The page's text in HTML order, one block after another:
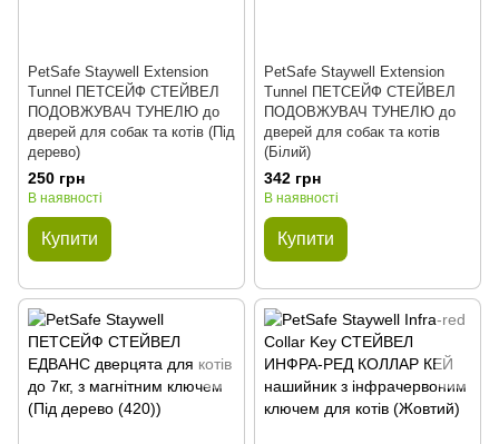
PetSafe Staywell Extension
Tunnel ПЕТСЕЙФ СТЕЙВЕЛ
ПОДОВЖУВАЧ ТУНЕЛЮ до
дверей для собак та котів (Під
дерево)
250 грн
В наявності
Купити
PetSafe Staywell Extension
Tunnel ПЕТСЕЙФ СТЕЙВЕЛ
ПОДОВЖУВАЧ ТУНЕЛЮ до
дверей для собак та котів
(Білий)
342 грн
В наявності
Купити